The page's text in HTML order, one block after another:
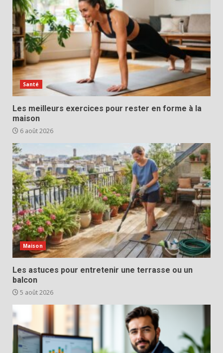
Santé
Les meilleurs exercices pour rester en forme à la
maison
6 août 2026
Maison
Les astuces pour entretenir une terrasse ou un
balcon
5 août 2026